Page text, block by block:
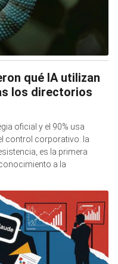
qué IA utilizan
los directorios
oficial y el 90% usa
control corporativo: la
es la primera
a la